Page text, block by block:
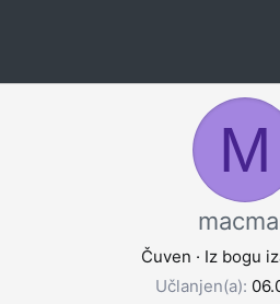
M
Čuven · Iz bogu
Učlanjen(a)